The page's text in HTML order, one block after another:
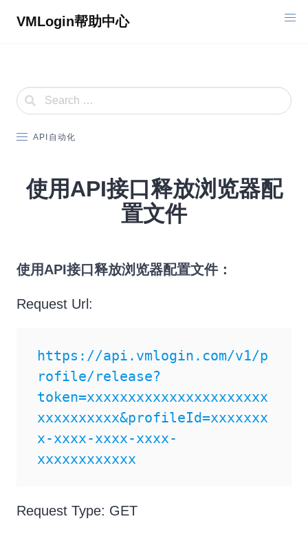
VMLogin帮助中心
API自动化
使用API接口释放浏览器配
置文件
使用API接口释放浏览器配置文件：
Request Url:
https://api.vmlogin.com/v1/p
rofile/release?
token=xxxxxxxxxxxxxxxxxxxxxx
xxxxxxxxxx&profileId=xxxxxxx
x-xxxx-xxxx-xxxx-
xxxxxxxxxxxx
Request Type: GET